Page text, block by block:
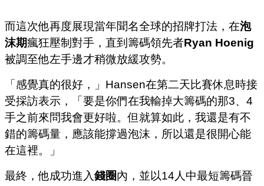
而這次他再度展現當年聞名全球的招牌打法，在泡
沫期瘋狂壓制對手，直到籌碼領先者Ryan Hoenig
被調至他左手邊才稍微放緩攻勢。
「感覺真的很好，」Hansen在第二天比賽休息時接
受採訪表示，「要是你們在我輸掉大籌碼的那3、4
手之前來問我會更好啦。但就算如此，我還是有不
錯的籌碼量，應該能撐過泡沫，所以還是很開心能
在這裡。」
最終，他成功進入錢圈內，並以14人中最短籌碼晉